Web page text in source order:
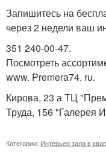
Запишитесь на
через 2 недели ваш
351 240-00-47.
Посмотреть
www. Premera74. ru.
Кирова, 23 а ТЦ
Труда, 156 "Галерея
Категории: Интерьер зала в